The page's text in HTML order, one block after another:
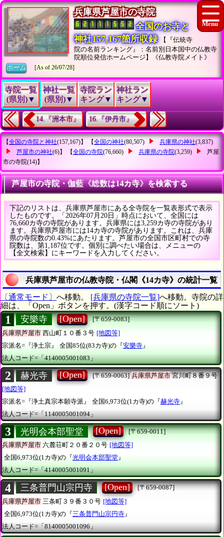
兵庫県芦屋市の寺院
全国のお寺と
神社157,167箇所収録
【『伝統寺
院の名前ランキング』：名前別日本国中の仏教寺
院順位発信ホームページ】《仏教寺院メイト》
ホーム
[As of 26/07/28]
寺院一覧
(県別)▼
神社一覧
(県別)▼
寺院ラン
キング▼
神社ラン
キング▼
14.『洲本市』 16.『伊丹市』
【全国の寺院と神社(157,167)】 【全国の神社(80,507) 兵庫県の神社(3,837)
芦屋市の神社(6)】 【全国の寺院(76,660) 兵庫県の寺院(3,259)
芦屋
市の寺院(14)】
芦屋市の寺院・伽藍《総数は14カ寺》を検索する
下記のリストは、兵庫県芦屋市にある全寺院を一覧表形式で表示
したものです。「2026年07月20日」時点において、全国には
76,660カ寺の寺院があります。兵庫県には3,259カ寺の寺院があり
ます。兵庫県芦屋市には14カ寺の寺院があります。これは、兵庫
県の寺院数の0.43%にあたります。芦屋市の全国市区町村での寺
院数は、第1,187位です。個別に調べたい場合は、メニューの
【全文検索】にキーワードを入力してください。
兵庫県芦屋市の仏教寺院・仏閣《14カ寺》の統計一覧
〔通常モード〕 へ移動。 [兵庫県の寺院一覧]へ移動。寺院の詳
細は、「Open」ボタンを押す。(漢字コード順にソート)
1 安樂寺 [Open]
[〒659-0083]
兵庫県芦屋市 西山町１０番３号 [地図等]
宗派名=『浄土宗』
全国85位(83カ寺)の『安樂寺 』
法人コード=「4140005001083」
2 赫光寺 [Open] [〒659-0063] 兵庫県芦屋市宮川町８番９号
[地図等]
宗派名=『浄土真宗本願寺派』
全国6,973位(1カ寺)の『赫光寺』
法人コード=「1140005001094」
3 光明会本部聖堂 [Open]
[〒659-0011]
兵庫県芦屋市 六麓荘町２０番２０号 [地図等]
全国6,973位(1カ寺)の『光明会本部聖堂』
法人コード=「4140005001091」
4 三条普門山宗円寺 [Open]
[〒659-0087]
兵庫県芦屋市 三条町３９番３０号 [地図等]
全国6,973位(1カ寺)の『三条普門山宗円寺 』
法人コード=「8140005001096」